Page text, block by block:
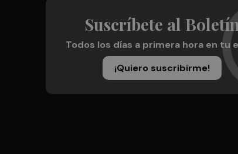
Suscríbete al
Todos los días a primera hora en tu
¡Quiero suscribirme!